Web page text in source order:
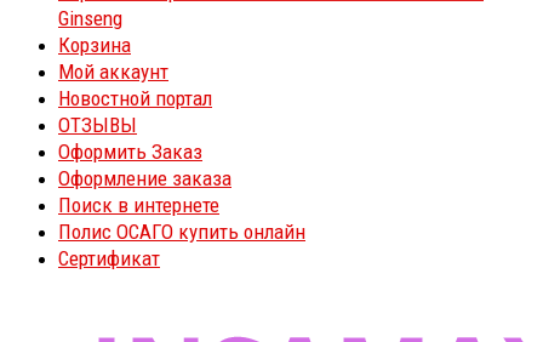
Ginseng
Корзина
Мой аккаунт
Новостной портал
ОТЗЫВЫ
Оформить Заказ
Оформление заказа
Поиск в интернете
Полис ОСАГО купить онлайн
Сертификат